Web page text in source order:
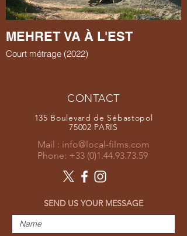
MEHRET VA À L'EST
Court métrage (2022)
CONTACT
135 Boulevard de Sébastopol
75002 PARIS
Mail : info@local-films.com
Phone: +33 (0)1.44.93.73.59
SEND US YOUR MESSAGE